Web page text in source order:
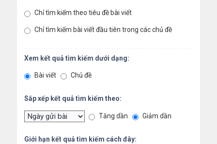
Chỉ tìm kiếm theo tiêu đề bài viết
Chỉ tìm kiếm bài viết đầu tiên trong các chủ đề
Xem kết quả tìm kiếm dưới dạng:
Bài viết Chủ đề
Sắp xếp kết quả tìm kiếm theo:
Tăng dần Giảm dần
Giới hạn kết quả tìm kiếm cách đây: